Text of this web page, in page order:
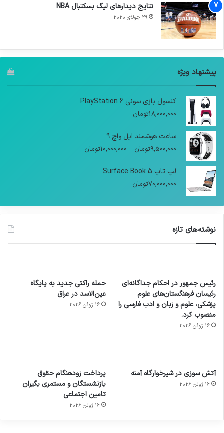
نتایج دیدار‌های لیگ بسکتبال NBA
29 جولای 2020
پیشنهاد ویژه
کنسول بازی سونی PlayStation 6
18,000,000تومان
ساعت هوشمند اپل واچ 9
9,500,000تومان –
10,000,000تومان
لپ تاپ Surface Book 5
70,000,000تومان
نوشته‌های تازه
رئیس جمهور در احکام جداگانه‌ای
رئیسان فرهنگستان‌های علوم
پزشکی، علوم و زبان و ادب فارسی را
منصوب کرد.
16 ژوئن 2026
حمله راکتی جدید به پایگاه
عین‌الاسد در عراق
16 ژوئن 2026
آتش سوزی در شیرخوارگاه آمنه
16 ژوئن 2026
پرداخت زودهنگام حقوق
بازنشستگان و مستمری بگیران
تامین اجتماعی
16 ژوئن 2026
برای
کشف
توسط
مجازی
…
ساعت
هوشمند
با طعم
توسط
ژاکت
در
های
2023
توسط